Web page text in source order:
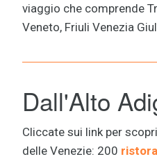
viaggio che comprende
Veneto, Friuli Venezia
Dall'Alto
Cliccate sui link per
delle Venezie: 200